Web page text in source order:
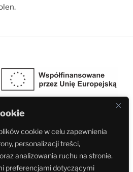
cookie w celu zapewnienia
personalizacji treści,
analizowania ruchu na stronie.
preferencjami dotyczącymi
Przemysłowego Śląska realizuje projekt
programu Interreg Czechy-Polska 2021-